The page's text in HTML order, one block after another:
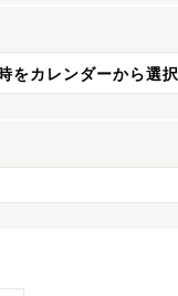
をカレンダーから選択